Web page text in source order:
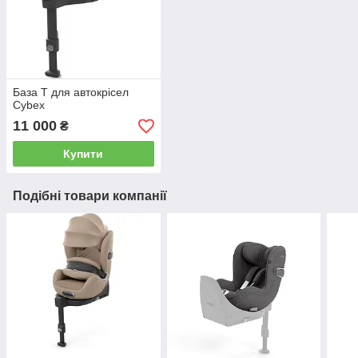
База Т для автокрісел
Cybex
11 000 ₴
Купити
Подібні товари компанії